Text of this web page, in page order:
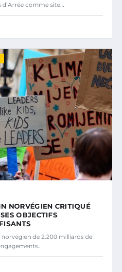
comme site…
NORVÉGIEN CRITIQUÉ
OBJECTIFS
de 2.200 milliards de